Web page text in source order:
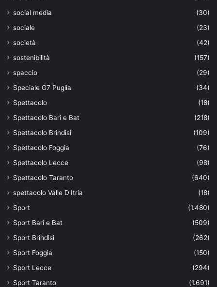
social media
(30)
sociale
(23)
società
(42)
sostenibilità
(157)
spaccio
(29)
Speciale G7 Puglia
(34)
Spettacolo
(18)
Spettacolo Bari e Bat
(218)
Spettacolo Brindisi
(109)
Spettacolo Foggia
(76)
Spettacolo Lecce
(98)
Spettacolo Taranto
(640)
spettacolo Valle D'Itria
(18)
Sport
(1.480)
Sport Bari e Bat
(509)
Sport Brindisi
(262)
Sport Foggia
(150)
Sport Lecce
(294)
Sport Taranto
(1.691)